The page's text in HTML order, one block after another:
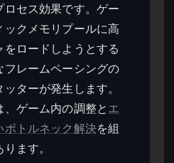
ロセス効果です。ゲー
ックメモリプールに高
ロードしようとする
フレームペーシングの
ターが発生します。
ゲーム内の調整と エ
ボトルネック解決を組
ます。